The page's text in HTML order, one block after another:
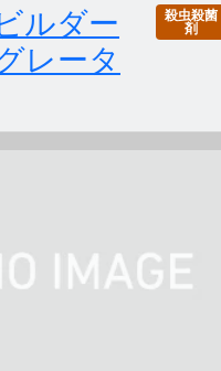
ルダー
レータ
殺虫殺菌
剤